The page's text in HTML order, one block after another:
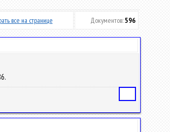
все на странице Документов:596